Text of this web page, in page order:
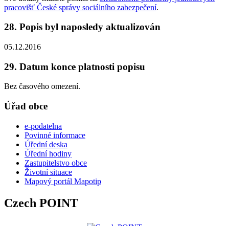
pracovišť České správy sociálního zabezpečení.
28. Popis byl naposledy aktualizován
05.12.2016
29. Datum konce platnosti popisu
Bez časového omezení.
Úřad obce
e-podatelna
Povinné informace
Úřední deska
Úřední hodiny
Zastupitelstvo obce
Životní situace
Mapový portál Mapotip
Czech POINT